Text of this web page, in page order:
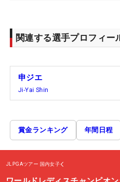
関連する選手プロフィー
申ジエ
Ji-Yai Shin
賞金ランキング 年間日程
JLPGAツアー 国内女子